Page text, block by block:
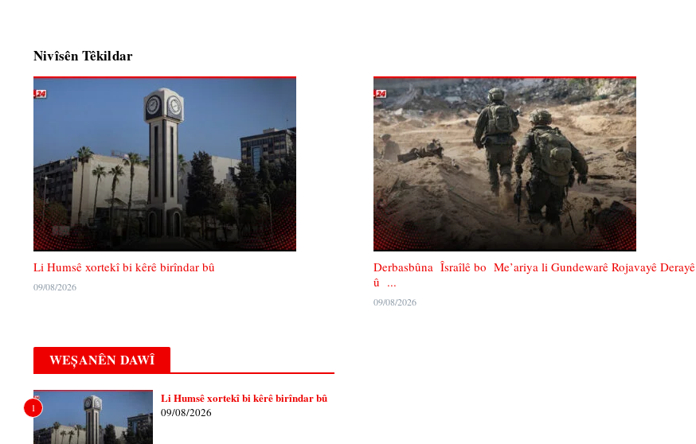
Nivîsên Têkildar
Li Humsê xortekî bi kêrê birîndar bû
09/08/2026
Derbasbûna Îsraîlê bo Me’ariya li Gundewarê Rojavayê Derayê
û ...
09/08/2026
WEȘANÊN DAWÎ
1
Li Humsê xortekî bi kêrê birîndar bû
09/08/2026